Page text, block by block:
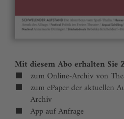
Mit diesem Abo erhalten Sie
zum Online-Archiv von
zum ePaper der aktuellen
Archiv
App auf Anfrage